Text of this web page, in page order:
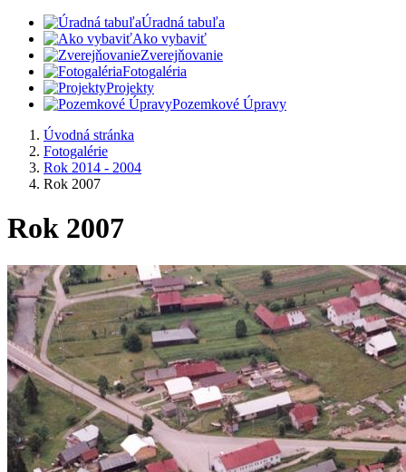
Úradná tabuľa
Ako vybaviť
Zverejňovanie
Fotogaléria
Projekty
Pozemkové Úpravy
Úvodná stránka
Fotogalérie
Rok 2014 - 2004
Rok 2007
Rok 2007